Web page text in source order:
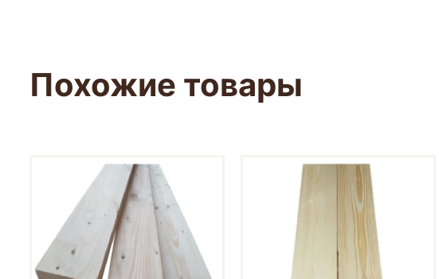
Похожие товары